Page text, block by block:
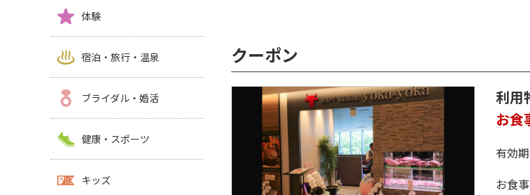
体験
宿泊・旅行・温泉
ブライダル・婚活
健康・スポーツ
キッズ
クーポン
利用
お食
有効
お食